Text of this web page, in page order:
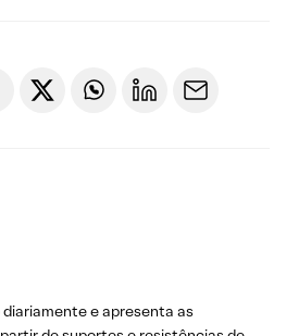
e apresenta as